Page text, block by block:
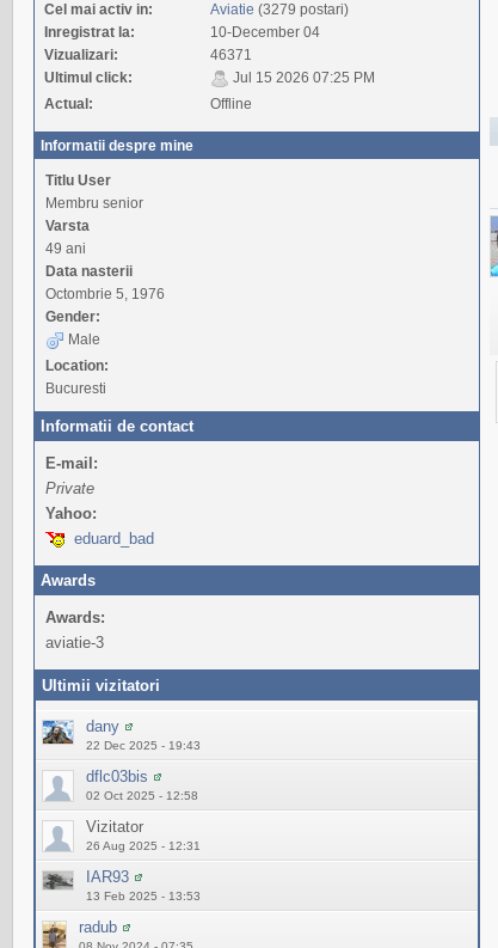
Cel mai activ in:
Aviatie (3279 postari)
Inregistrat la:
10-December 04
Vizualizari:
46371
Ultimul click:
Jul 15 2026 07:25 PM
Actual:
Offline
Informatii despre mine
Titlu User
Membru senior
Varsta
49 ani
Data nasterii
Octombrie 5, 1976
Gender:
Male
Location:
Bucuresti
Informatii de contact
E-mail:
Private
Yahoo:
eduard_bad
Awards
Awards:
aviatie-3
Ultimii vizitatori
dany
22 Dec 2025 - 19:43
dflc03bis
02 Oct 2025 - 12:58
Vizitator
26 Aug 2025 - 12:31
IAR93
13 Feb 2025 - 13:53
radub